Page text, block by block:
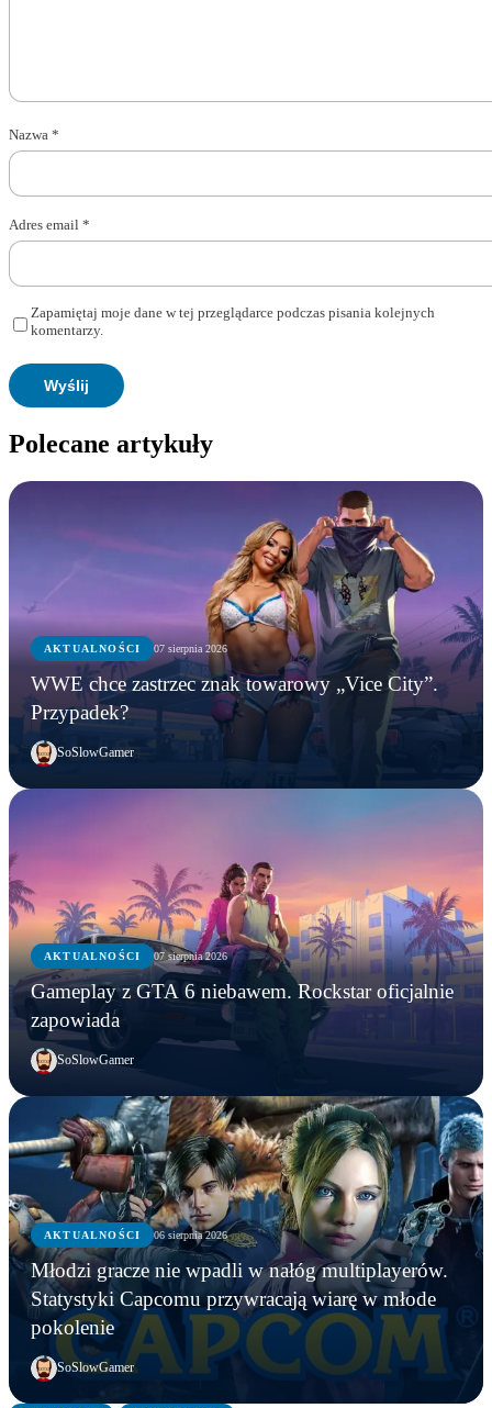
Nazwa *
Adres email *
Zapamiętaj moje dane w tej przeglądarce podczas pisania kolejnych
komentarzy.
Polecane artykuły
AKTUALNOŚCI 07 sierpnia 2026
WWE chce zastrzec znak towarowy „Vice City”.
Przypadek?
SoSlowGamer
AKTUALNOŚCI 07 sierpnia 2026
Gameplay z GTA 6 niebawem. Rockstar oficjalnie
zapowiada
SoSlowGamer
AKTUALNOŚCI 06 sierpnia 2026
Młodzi gracze nie wpadli w nałóg multiplayerów.
Statystyki Capcomu przywracają wiarę w młode
pokolenie
SoSlowGamer
AKTUALNOŚCI
WWE chce zastrzec znak towarowy „Vice City”.
Przypadek?
AKTUALNOŚCI
Gameplay z GTA 6 niebawem. Rockstar oficjalnie
zapowiada
AKTUALNOŚCI
Młodzi gracze nie wpadli w nałóg multiplayerów.
Statystyki Capcomu przywracają wiarę w młode
pokolenie